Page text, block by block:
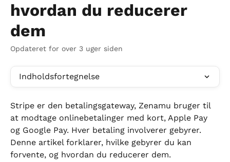
hvordan du reducerer
dem
Opdateret for over 3 uger siden
Indholdsfortegnelse
Stripe er den betalingsgateway, Zenamu bruger til
at modtage onlinebetalinger med kort, Apple Pay
og Google Pay. Hver betaling involverer gebyrer.
Denne artikel forklarer, hvilke gebyrer du kan
forvente, og hvordan du reducerer dem.